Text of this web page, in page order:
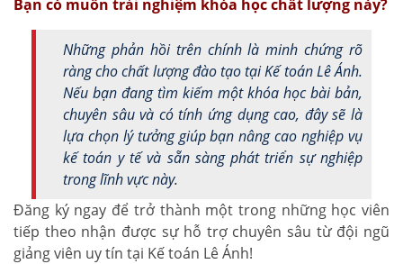
Bạn có muốn trải nghiệm khóa học chất lượng này?
Những phản hồi trên chính là minh chứng rõ
ràng cho chất lượng đào tạo tại Kế toán Lê Ánh.
Nếu bạn đang tìm kiếm một khóa học bài bản,
chuyên sâu và có tính ứng dụng cao, đây sẽ là
lựa chọn lý tưởng giúp bạn nâng cao nghiệp vụ
kế toán y tế và sẵn sàng phát triển sự nghiệp
trong lĩnh vực này.
Đăng ký ngay để trở thành một trong những học viên
tiếp theo nhận được sự hỗ trợ chuyên sâu từ đội ngũ
giảng viên uy tín tại Kế toán Lê Ánh!